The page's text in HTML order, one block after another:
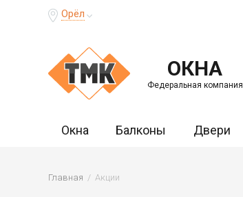
Орёл
ОКНА
Федеральная компания
Окна Балконы Двери
Главная Акции